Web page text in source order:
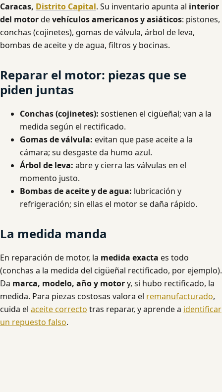
Caracas, Distrito Capital. Su inventario apunta al interior
del motordevehículos americanos y asiáticos: pistones,
conchas (cojinetes), gomas de válvula, árbol de leva,
bombas de aceite y de agua, filtros y bocinas.
Reparar el motor: piezas que se
piden juntas
Conchas (cojinetes): sostienen el cigüeñal; van a la
medida según el rectificado.
Gomas de válvula: evitan que pase aceite a la
cámara; su desgaste da humo azul.
Árbol de leva: abre y cierra las válvulas en el
momento justo.
Bombas de aceite y de agua: lubricación y
refrigeración; sin ellas el motor se daña rápido.
La medida manda
En reparación de motor, la medida exacta es todo
(conchas a la medida del cigüeñal rectificado, por ejemplo).
Da marca, modelo, año y motory, si hubo rectificado, la
medida. Para piezas costosas valora el remanufacturado,
cuida el aceite correcto tras reparar, y aprende a identificar
un repuesto falso.